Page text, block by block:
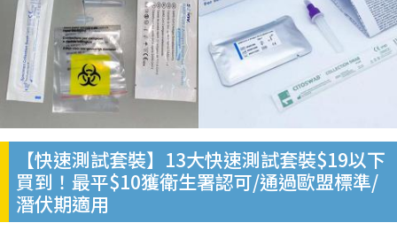
【快速測試套裝】13大快速測試套裝$19以下
買到！最平$10獲衛生署認可/通過歐盟標準/
潛伏期適用